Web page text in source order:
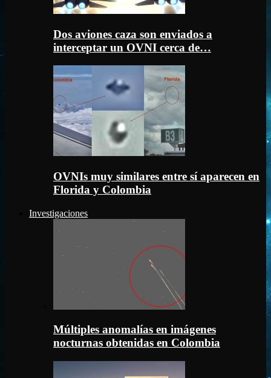
Dos aviones caza son enviados a
interceptar un OVNI cerca de…
OVNIs muy similares entre sí aparecen en
Florida y Colombia
Investigaciones
Múltiples anomalías en imágenes
nocturnas obtenidas en Colombia